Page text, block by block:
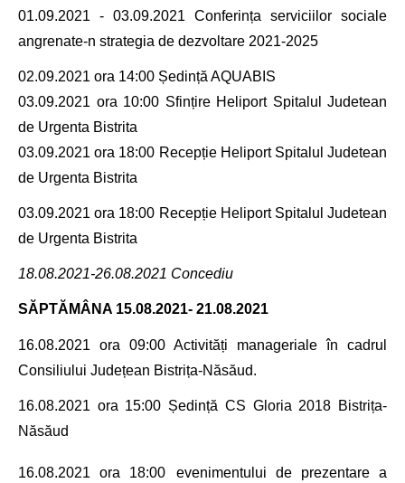
01.09.2021 - 03.09.2021 Conferința serviciilor sociale
angrenate-n strategia de dezvoltare 2021-2025
02.09.2021 ora 14:00 Ședință AQUABIS
03.09.2021 ora 10:00 Sfințire Heliport Spitalul Judetean
de Urgenta Bistrita
03.09.2021 ora 18:00 Recepție Heliport Spitalul Judetean
de Urgenta Bistrita
03.09.2021 ora 18:00 Recepție Heliport Spitalul Judetean
de Urgenta Bistrita
18.08.2021-26.08.2021 Concediu
SĂPTĂMÂNA 15.08.2021- 21.08.2021
16.08.2021 ora 09:00 Activități manageriale în cadrul
Consiliului Județean Bistrița-Năsăud.
16.08.2021 ora 15:00 Ședință CS Gloria 2018 Bistrița-
Năsăud
16.08.2021 ora 18:00 evenimentului de prezentare a